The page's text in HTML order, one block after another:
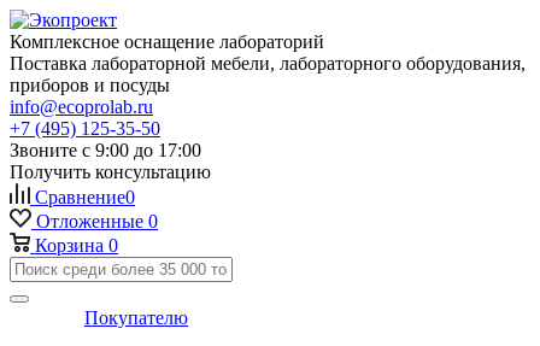
Комплексное оснащение лабораторий
Поставка лабораторной мебели, лабораторного оборудования,
приборов и посуды
info@ecoprolab.ru
+7 (495) 125-35-50
Звоните с 9:00 до 17:00
Получить консультацию
Сравнение0
Отложенные 0
Корзина 0
Покупателю